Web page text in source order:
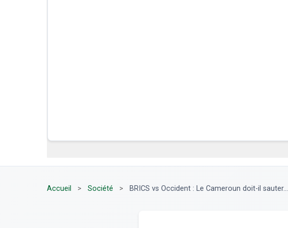
Accueil > Société > BRICS vs Occident : Le Cameroun doit-il sauter...